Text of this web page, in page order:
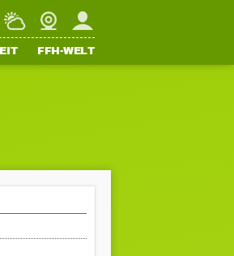
WetterWebcamMein FFH
FFH-WELT